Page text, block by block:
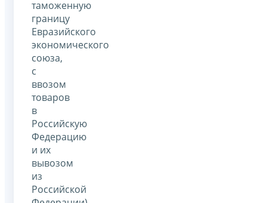
таможенную
границу
Евразийского
экономического
союза,
с
ввозом
товаров
в
Российскую
Федерацию
и их
вывозом
из
Российской